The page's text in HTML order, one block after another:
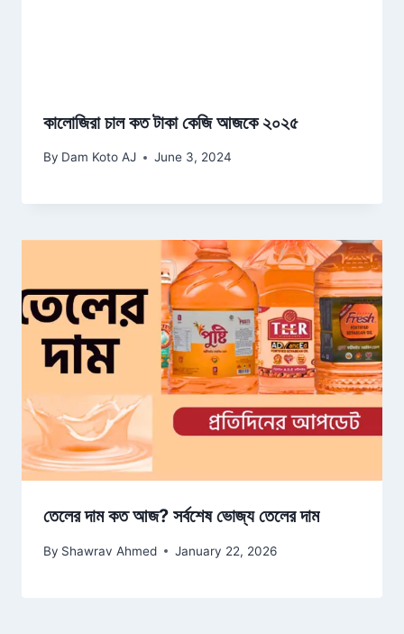
কালোজিরা চাল কত টাকা কেজি আজকে ২০২৫
By Dam Koto AJ June 3, 2024
তেলের দাম কত আজ? সর্বশেষ ভোজ্য তেলের দাম
By Shawrav Ahmed January 22, 2026